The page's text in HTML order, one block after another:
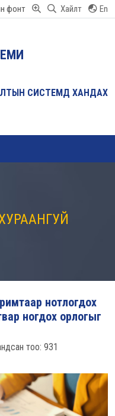
фонт Хайлт En
СИСТЕМД ХАНДАХ
нотлогдох
ногдох орлогыг
тоо: 931